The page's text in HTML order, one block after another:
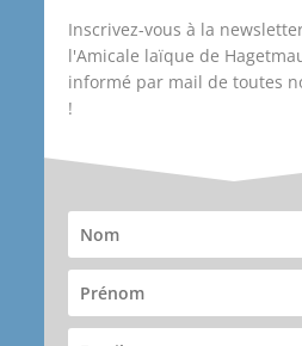
Inscrivez-vous à la
l'Amicale laïque de
informé par mail de toutes
!